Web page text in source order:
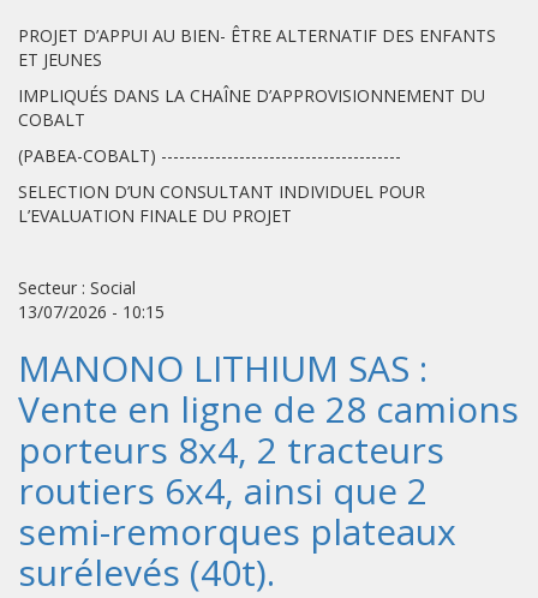
PROJET D’APPUI AU BIEN- ÊTRE ALTERNATIF DES ENFANTS
ET JEUNES
IMPLIQUÉS DANS LA CHAÎNE D’APPROVISIONNEMENT DU
COBALT
(PABEA-COBALT) ----------------------------------------
SELECTION D’UN CONSULTANT INDIVIDUEL POUR
L’EVALUATION FINALE DU PROJET
Secteur : Social
13/07/2026 - 10:15
MANONO LITHIUM SAS :
Vente en ligne de 28 camions
porteurs 8x4, 2 tracteurs
routiers 6x4, ainsi que 2
semi-remorques plateaux
surélevés (40t).